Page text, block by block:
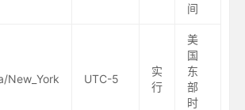
间
New_York UTC-5
实
行
美
国
东
部
时